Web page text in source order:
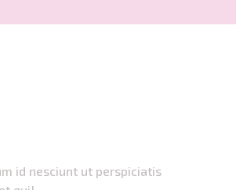
id nesciunt ut perspiciatis